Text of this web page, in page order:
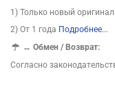
1) Только новый
2) От 1 года Подробнее...
↔Обмен / Возврат:
Согласно